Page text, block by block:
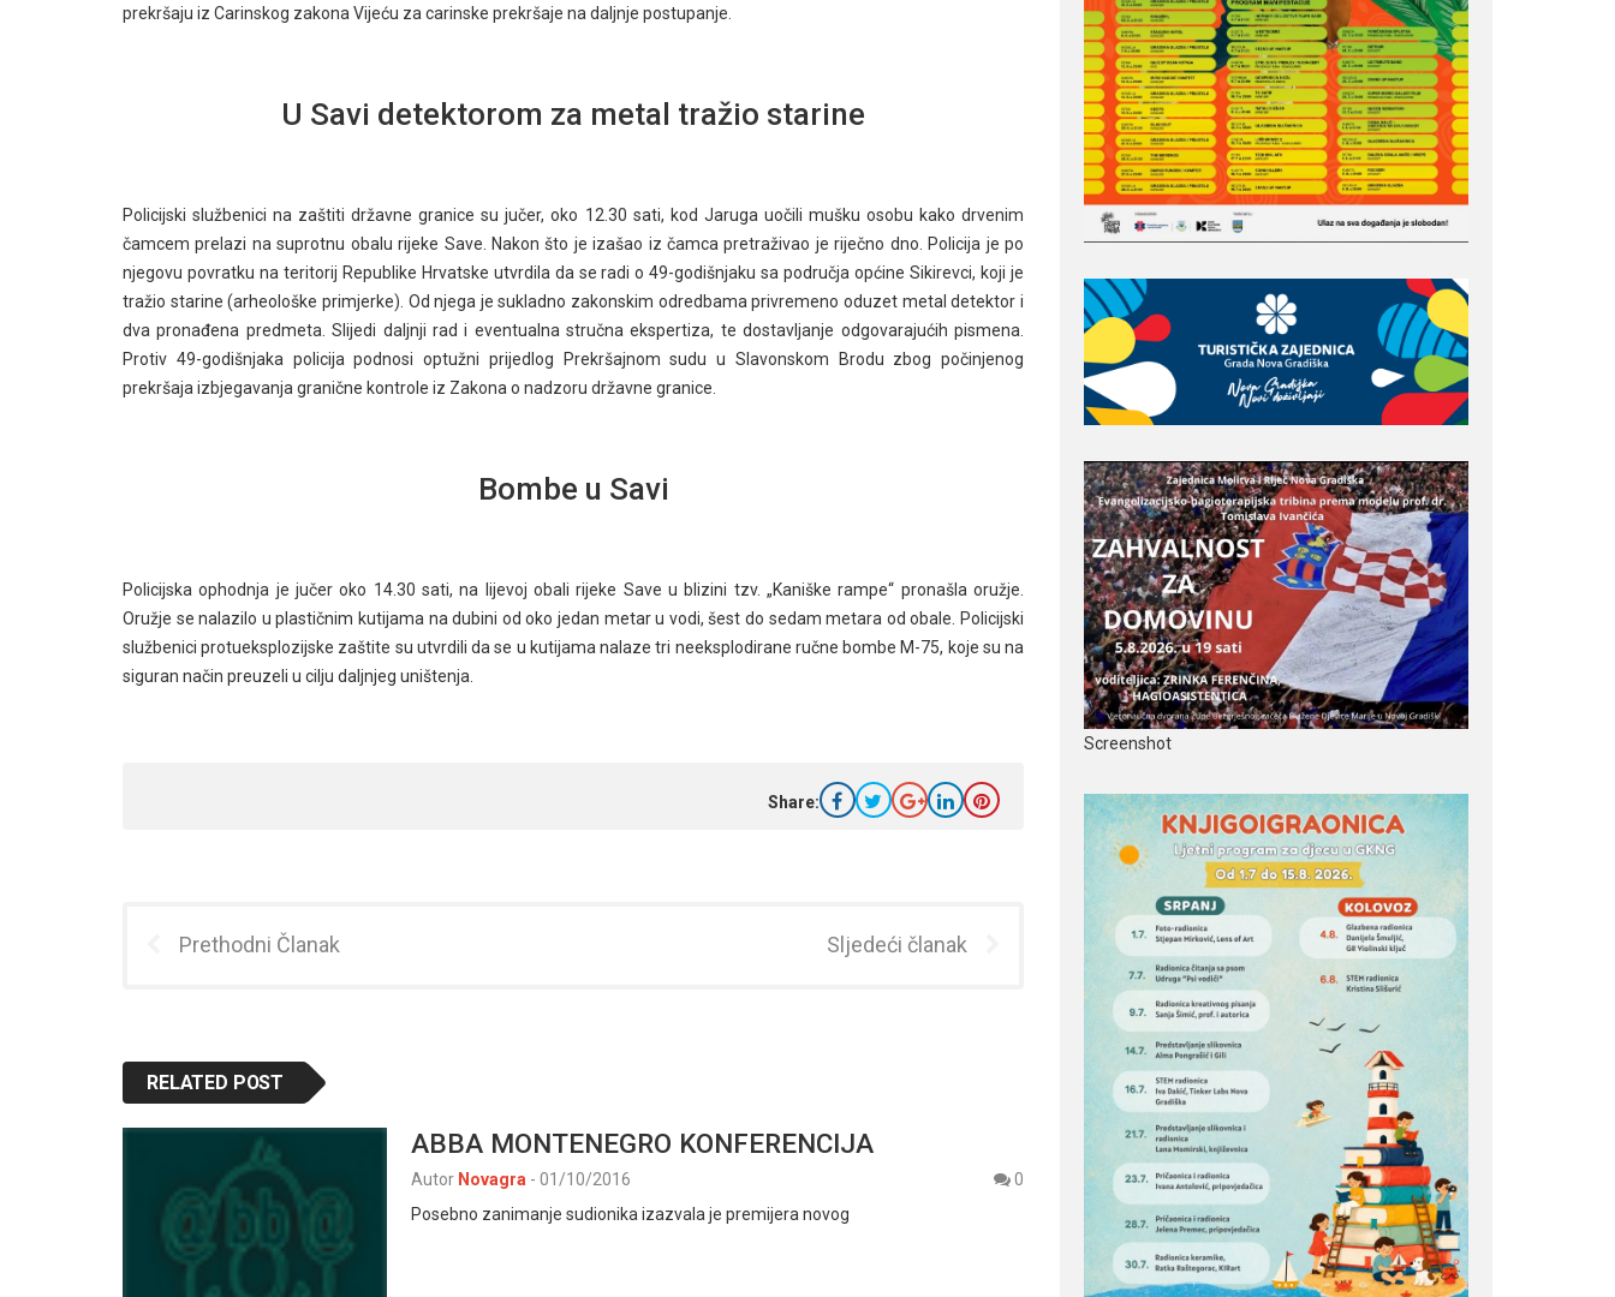
prekršaju iz Carinskog zakona Vijeću za carinske prekršaje na daljnje postupanje.
U Savi detektorom za metal tražio starine
Policijski službenici na zaštiti državne granice su jučer, oko 12.30 sati, kod Jaruga uočili mušku osobu kako drvenim
čamcem prelazi na suprotnu obalu rijeke Save. Nakon što je izašao iz čamca pretraživao je riječno dno. Policija je po
njegovu povratku na teritorij Republike Hrvatske utvrdila da se radi o 49-godišnjaku sa područja općine Sikirevci, koji je
tražio starine (arheološke primjerke). Od njega je sukladno zakonskim odredbama privremeno oduzet metal detektor i
dva pronađena predmeta. Slijedi daljnji rad i eventualna stručna ekspertiza, te dostavljanje odgovarajućih pismena.
Protiv 49-godišnjaka policija podnosi optužni prijedlog Prekršajnom sudu u Slavonskom Brodu zbog počinjenog
prekršaja izbjegavanja granične kontrole iz Zakona o nadzoru državne granice.
Bombe u Savi
Policijska ophodnja je jučer oko 14.30 sati, na lijevoj obali rijeke Save u blizini tzv. „Kaniške rampe“ pronašla oružje.
Oružje se nalazilo u plastičnim kutijama na dubini od oko jedan metar u vodi, šest do sedam metara od obale. Policijski
službenici protueksplozijske zaštite su utvrdili da se u kutijama nalaze tri neeksplodirane ručne bombe M-75, koje su na
siguran način preuzeli u cilju daljnjeg uništenja.
Share:
Prethodni Članak Sljedeći članak
RELATED POST
ABBA MONTENEGRO KONFERENCIJA
Autor Novagra - 01/10/2016
0
Posebno zanimanje sudionika izazvala je premijera novog
Screenshot